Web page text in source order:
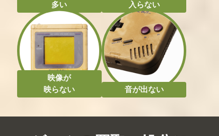
多い
入らない
映像が
映らない
音が出ない